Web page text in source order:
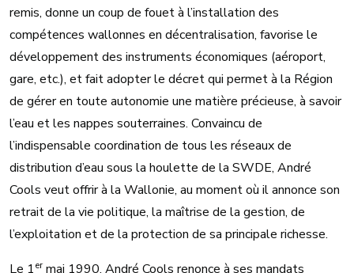
remis, donne un coup de fouet à l’installation des
compétences wallonnes en décentralisation, favorise le
développement des instruments économiques (aéroport,
gare, etc.), et fait adopter le décret qui permet à la Région
de gérer en toute autonomie une matière précieuse, à savoir
l’eau et les nappes souterraines. Convaincu de
l’indispensable coordination de tous les réseaux de
distribution d’eau sous la houlette de la SWDE, André
Cools veut offrir à la Wallonie, au moment où il annonce son
retrait de la vie politique, la maîtrise de la gestion, de
l’exploitation et de la protection de sa principale richesse.
Le 1ermai 1990, André Cools renonce à ses mandats